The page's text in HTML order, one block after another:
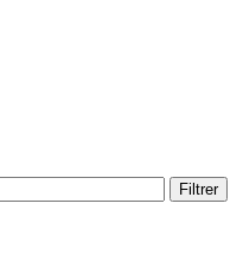
Filtrer